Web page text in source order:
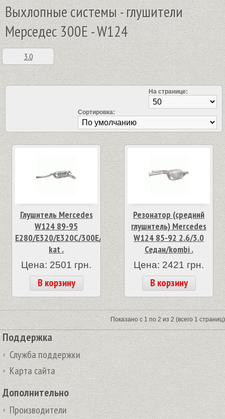
Выхлопные системы - глушители
Мерседес 300E - W124
3.0
На странице:
Сортировка:
Глушитель Mercedes
W124 89-95
E280/E320/E320C/300E/CE
kat .
Цена: 2501 грн.
В корзину
Резонатор (средний
глушитель) Mercedes
W124 85-92 2.6/3.0
Седан/kombi .
Цена: 2421 грн.
В корзину
Показано с 1 по 2 из 2 (всего 1 страниц)
Поддержка
Служба поддержки
Карта сайта
Дополнительно
Производители